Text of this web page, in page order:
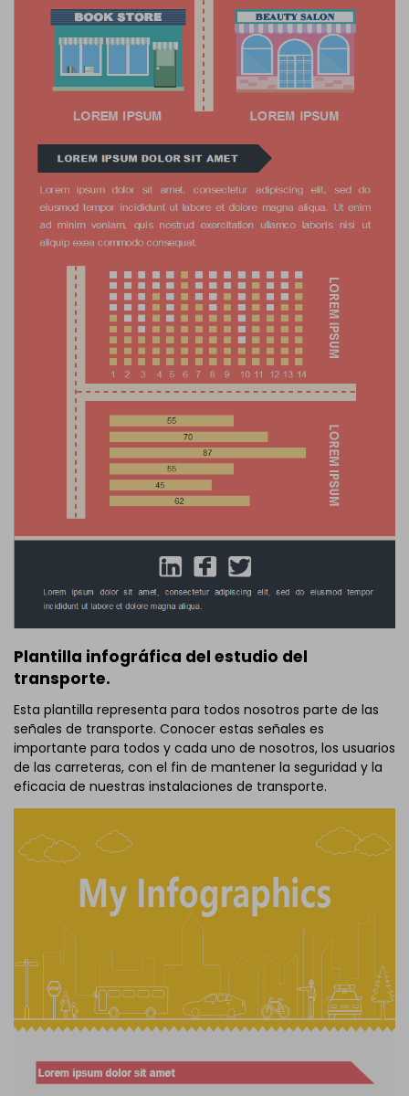
Plantilla infográfica del estudio del
transporte.
Esta plantilla representa para todos nosotros parte de las
señales de transporte. Conocer estas señales es
importante para todos y cada uno de nosotros, los usuarios
de las carreteras, con el fin de mantener la seguridad y la
eficacia de nuestras instalaciones de transporte.